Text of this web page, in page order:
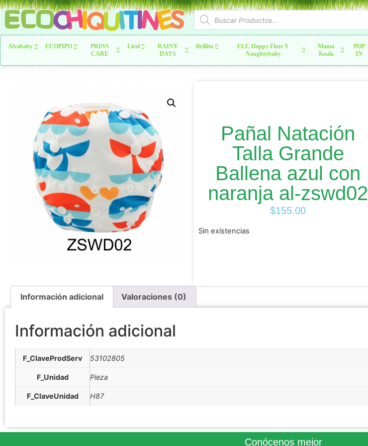
Alvababy ECOPIPO
PRINS
CARE
Lirol
RAINY
DAYS
Brillito
ELF, Happy Flute Y
Naughtybaby
Mamá
Koala
POP
IN
Pañal Natación
Talla Grande
Ballena azul con
naranja al-zswd02
$155.00
Sin existencias
Información adicional Valoraciones (0)
Información adicional
F_ClaveProdServ 53102805
F_Unidad Pieza
F_ClaveUnidad H87
Conócenos mejor